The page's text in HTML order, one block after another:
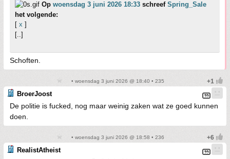
Op woensdag 3 juni 2026 18:33 schreef Spring_Sale
het volgende:
[ x ]
[..]
Schoften.
• woensdag 3 juni 2026 @ 18:40 • 235
BroerJoost
De politie is fucked, nog maar weinig zaken wat ze goed kunnen
doen.
• woensdag 3 juni 2026 @ 18:58 • 236
RealistAtheist